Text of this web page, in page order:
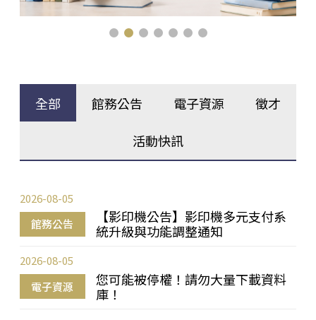
全部 館務公告 電子資源 徵才
活動快訊
館務公告
【影印機公告】影印機多元支付系
統升級與功能調整通知
2026-08-05
電子資源
您可能被停權！請勿大量下載資料
庫！
2026-08-05